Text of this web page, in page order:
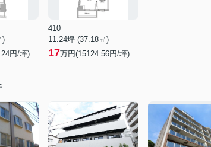
)
円/坪)
410
11.24坪 (37.18㎡)
17万円(15124.56円/坪)